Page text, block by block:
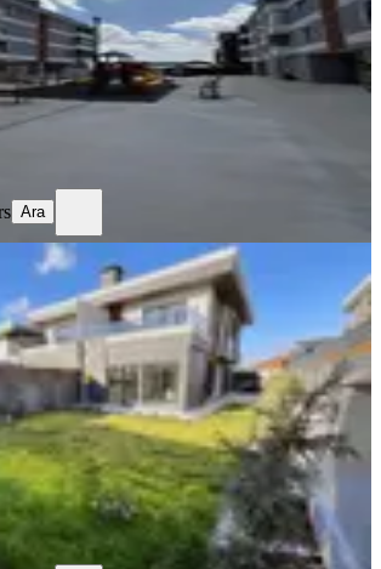
·192 m²· 16.06.2026
₺
Ara
Satılık 150 M2 3+1 Dubleks Villa
Bahçe 197m2
Okçu Mahallesi
·11.06.2026
₺6.750.000 ₺